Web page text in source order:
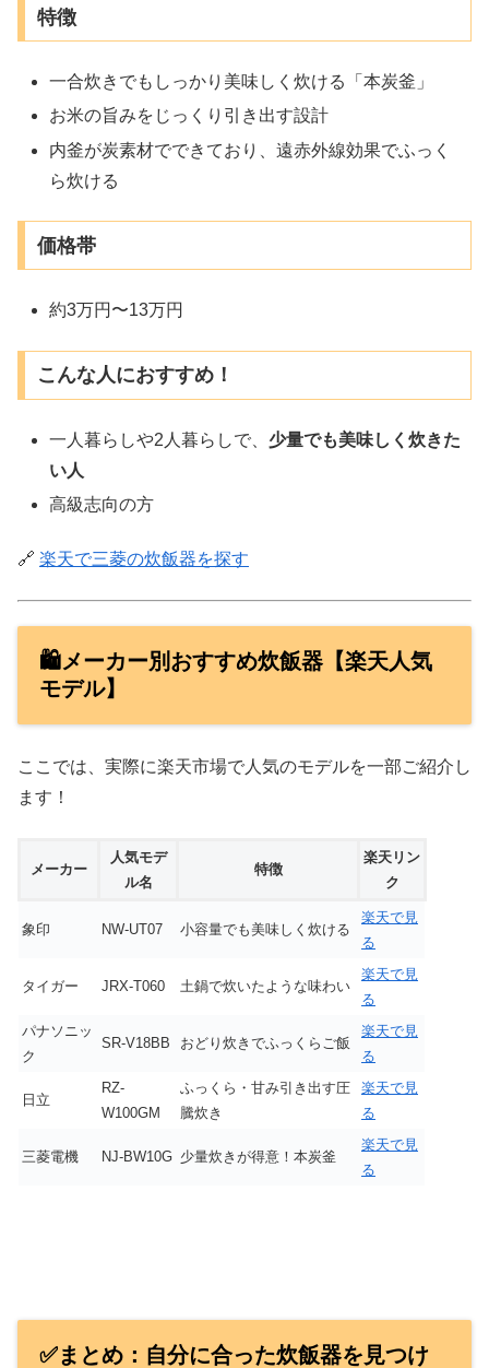
特徴
一合炊きでもしっかり美味しく炊ける「本炭釜」
お米の旨みをじっくり引き出す設計
内釜が炭素材でできており、遠赤外線効果でふっく
ら炊ける
価格帯
約3万円〜13万円
こんな人におすすめ！
一人暮らしや2人暮らしで、 少量でも美味しく炊きた
い人
高級志向の方
🔗 楽天で三菱の炊飯器を探す
🛍️メーカー別おすすめ炊飯器【楽天人気
モデル】
ここでは、実際に楽天市場で人気のモデルを一部ご紹介し
ます！
メーカー
人気モデ
ル名
特徴
楽天リン
ク
象印 NW-UT07 小容量でも美味しく炊ける
楽天で見
る
タイガー JRX-T060 土鍋で炊いたような味わい
楽天で見
る
パナソニッ
ク
SR-V18BB おどり炊きでふっくらご飯
楽天で見
る
日立
RZ-
W100GM
ふっくら・甘み引き出す圧
騰炊き
楽天で見
る
三菱電機 NJ-BW10G 少量炊きが得意！本炭釜
楽天で見
る
✅まとめ：自分に合った炊飯器を見つけ